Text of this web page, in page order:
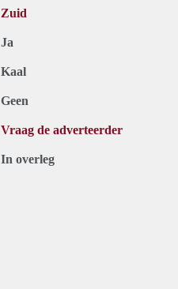
Zuid
Ja
Kaal
Geen
Vraag de adverteerder
In overleg